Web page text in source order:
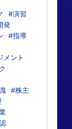
#演習
発
#指導
メント
#株主